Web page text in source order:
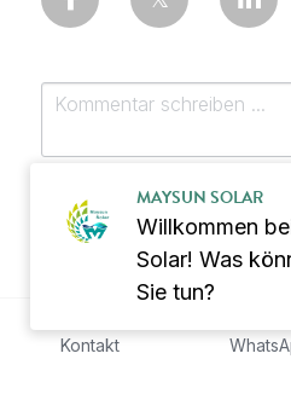
einreichen
MAYSUN SOLAR
Willkommen
Solar! Was
Sie tun?
Kontakt